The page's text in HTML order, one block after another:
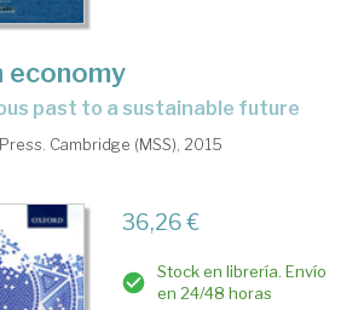
economy
past to a sustainable future
Cambridge (MSS), 2015
36,26 €
Stock en librería. Envío
en 24/48 horas